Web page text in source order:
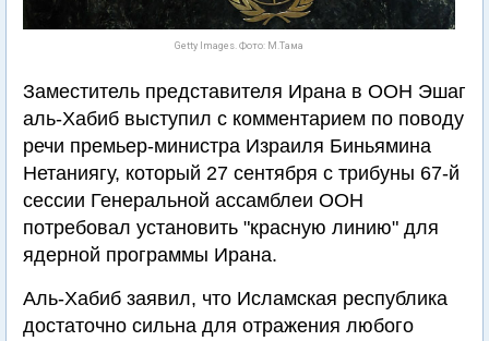
Getty Images. Фото: М.Тама
Заместитель представителя Ирана в ООН Эшаг
аль-Хабиб выступил с комментарием по поводу
речи премьер-министра Израиля Биньямина
Нетаниягу, который 27 сентября с трибуны 67-й
сессии Генеральной ассамблеи ООН
потребовал установить "красную линию" для
ядерной программы Ирана.
Аль-Хабиб заявил, что Исламская республика
достаточно сильна для отражения любого